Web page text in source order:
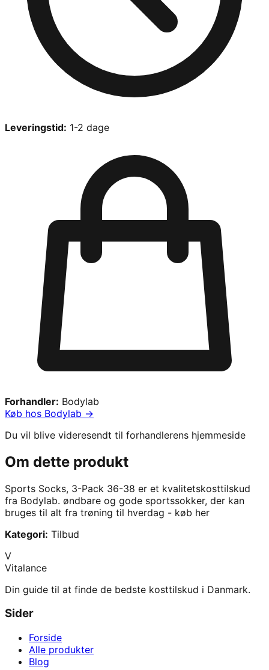
Leveringstid: 1-2 dage
Forhandler: Bodylab
Køb hos Bodylab →
Du vil blive videresendt til forhandlerens hjemmeside
Om dette produkt
Sports Socks, 3-Pack 36-38 er et kvalitetskosttilskud
fra Bodylab. øndbare og gode sportssokker, der kan
bruges til alt fra trøning til hverdag - køb her
Kategori: Tilbud
V
Vitalance
Din guide til at finde de bedste kosttilskud i Danmark.
Sider
Forside
Alle produkter
Blog